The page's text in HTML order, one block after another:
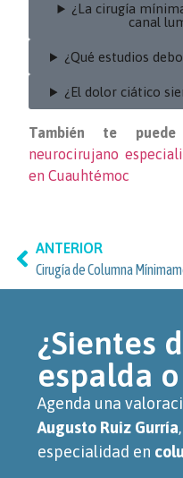
¿La cirugía
canal
¿Qué estudios
¿El dolor ciático
También te puede
neurocirujano
en Cuauhtémoc
ANTERIOR
¿Sientes
espalda
Agenda una
Augusto Ruiz Gurría
especialidad en